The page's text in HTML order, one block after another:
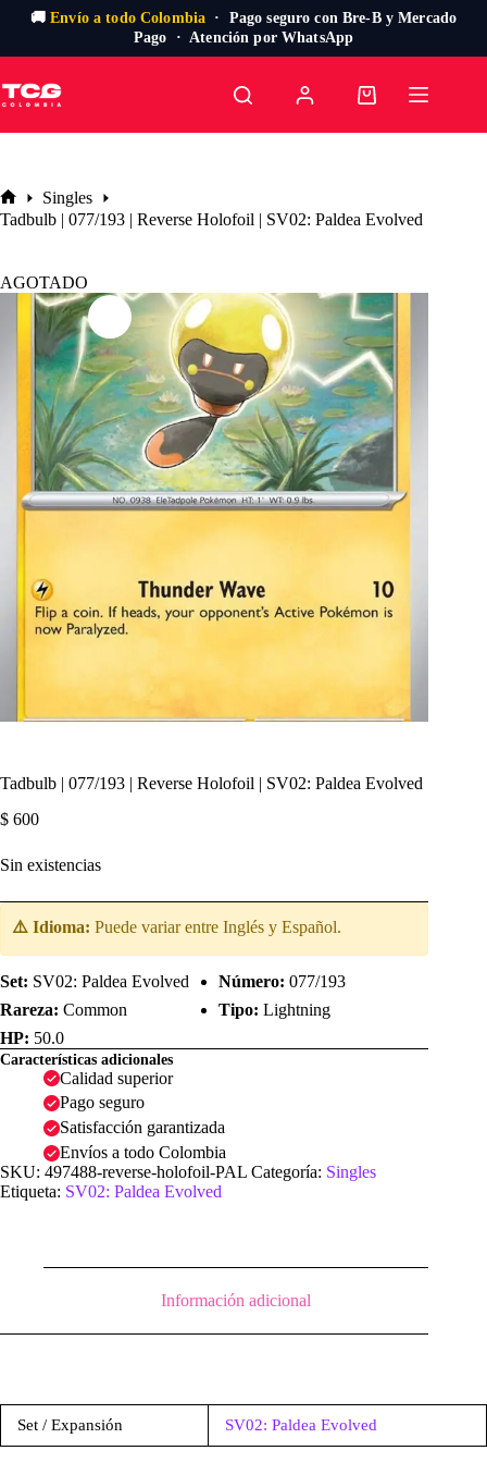
🚚Envío a todo Colombia · Pago seguro con Bre-B y Mercado
Pago · Atención por WhatsApp
al
contenido
Carro
Inicio
Singles
Tadbulb | 077/193 | Reverse Holofoil | SV02: Paldea Evolved
AGOTADO
Tadbulb | 077/193 | Reverse Holofoil | SV02: Paldea Evolved
$ 600
Sin existencias
⚠️ Idioma: Puede variar entre Inglés y Español.
Set: SV02: Paldea Evolved Número: 077/193
Rareza: Common Tipo: Lightning
HP: 50.0
Características adicionales
Calidad superior
Pago seguro
Satisfacción garantizada
Envíos a todo Colombia
SKU: 497488-reverse-holofoil-PAL Categoría: Singles
Etiqueta: SV02: Paldea Evolved
Información adicional
Set / Expansión SV02: Paldea Evolved